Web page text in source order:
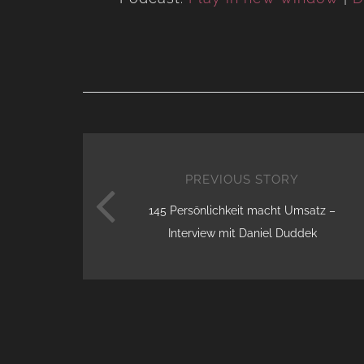
PREVIOUS STORY
145 Persönlichkeit macht Umsatz –
Interview mit Daniel Duddek